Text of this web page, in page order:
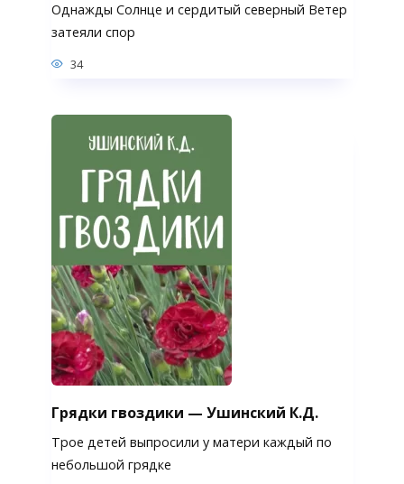
Однажды Солнце и сердитый северный Ветер
затеяли спор
34
Грядки гвоздики — Ушинский К.Д.
Трое детей выпросили у матери каждый по
небольшой грядке